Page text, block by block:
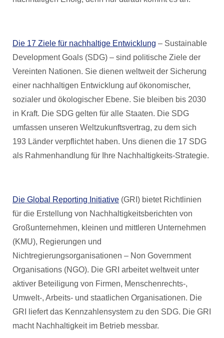
Die 17 Ziele für nachhaltige Entwicklung – Sustainable
Development Goals (SDG) – sind politische Ziele der
Vereinten Nationen. Sie dienen weltweit der Sicherung
einer nachhaltigen Entwicklung auf ökonomischer,
sozialer und ökologischer Ebene. Sie bleiben bis 2030
in Kraft. Die SDG gelten für alle Staaten. Die SDG
umfassen unseren Weltzukunftsvertrag, zu dem sich
193 Länder verpflichtet haben. Uns dienen die 17 SDG
als Rahmenhandlung für Ihre Nachhaltigkeits-Strategie.
Die Global Reporting Initiative (GRI) bietet Richtlinien
für die Erstellung von Nachhaltigkeitsberichten von
Großunternehmen, kleinen und mittleren Unternehmen
(KMU), Regierungen und
Nichtregierungsorganisationen – Non Government
Organisations (NGO). Die GRI arbeitet weltweit unter
aktiver Beteiligung von Firmen, Menschenrechts-,
Umwelt-, Arbeits- und staatlichen Organisationen. Die
GRI liefert das Kennzahlensystem zu den SDG. Die GRI
macht Nachhaltigkeit im Betrieb messbar.